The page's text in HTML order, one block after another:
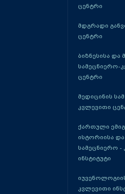
ცენტრი
მდგრადი
ცენტრი
ბიზნესისა და
სამეცნიერო-
ცენტრი
მედიცინის
კვლევითი
ქართული
ისტორიისა
სამეცნიერო -
ინსტიტუტი
კვლევითი